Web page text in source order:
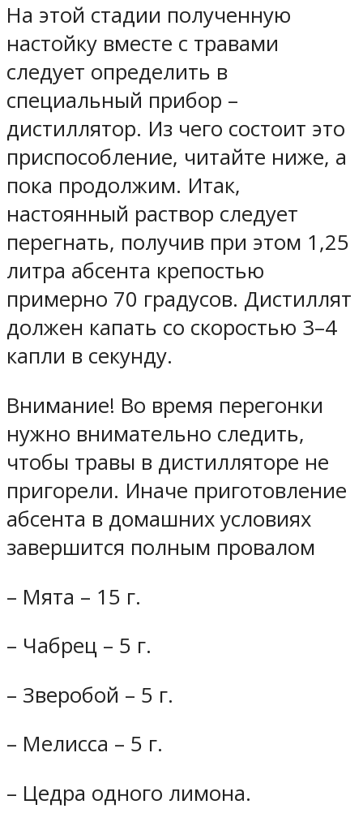
На этой стадии полученную
настойку вместе с травами
следует определить в
специальный прибор –
дистиллятор. Из чего состоит это
приспособление, читайте ниже, а
пока продолжим. Итак,
настоянный раствор следует
перегнать, получив при этом 1,25
литра абсента крепостью
примерно 70 градусов. Дистиллят
должен капать со скоростью 3–4
капли в секунду.
Внимание! Во время перегонки
нужно внимательно следить,
чтобы травы в дистилляторе не
пригорели. Иначе приготовление
абсента в домашних условиях
завершится полным провалом
– Мята – 15 г.
– Чабрец – 5 г.
– Зверобой – 5 г.
– Мелисса – 5 г.
– Цедра одного лимона.